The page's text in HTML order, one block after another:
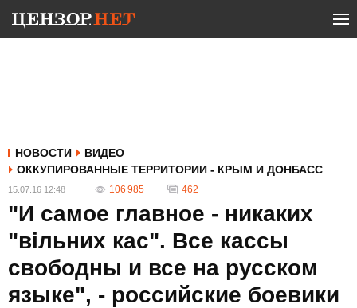
НОВОСТИ
ВИДЕО
ОККУПИРОВАННЫЕ ТЕРРИТОРИИ - КРЫМ И ДОНБАСС
15.07.16 12:48 106 985 462
"И самое главное - никаких
"вільних кас". Все кассы
свободны и все на русском
языке", - российские боевики